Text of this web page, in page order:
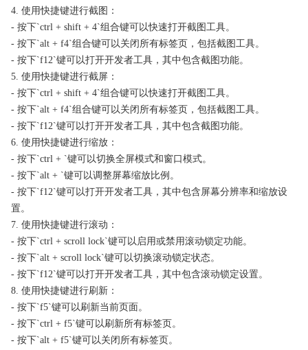
4. 使用快捷键进行截图：
- 按下`ctrl + shift + 4`组合键可以快速打开截图工具。
- 按下`alt + f4`组合键可以关闭所有标签页，包括截图工具。
- 按下`f12`键可以打开开发者工具，其中包含截图功能。
5. 使用快捷键进行截屏：
- 按下`ctrl + shift + 4`组合键可以快速打开截图工具。
- 按下`alt + f4`组合键可以关闭所有标签页，包括截图工具。
- 按下`f12`键可以打开开发者工具，其中包含截图功能。
6. 使用快捷键进行缩放：
- 按下`ctrl + `键可以切换全屏模式和窗口模式。
- 按下`alt + `键可以调整屏幕缩放比例。
- 按下`f12`键可以打开开发者工具，其中包含屏幕分辨率和缩放设
置。
7. 使用快捷键进行滚动：
- 按下`ctrl + scroll lock`键可以启用或禁用滚动锁定功能。
- 按下`alt + scroll lock`键可以切换滚动锁定状态。
- 按下`f12`键可以打开开发者工具，其中包含滚动锁定设置。
8. 使用快捷键进行刷新：
- 按下`f5`键可以刷新当前页面。
- 按下`ctrl + f5`键可以刷新所有标签页。
- 按下`alt + f5`键可以关闭所有标签页。